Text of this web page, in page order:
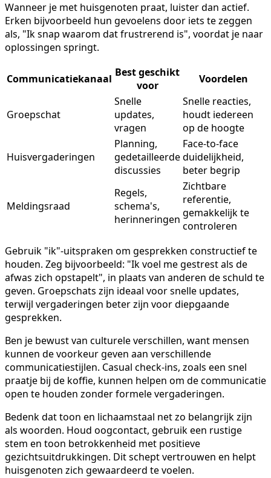
Wanneer je met huisgenoten praat, luister dan actief.
Erken bijvoorbeeld hun gevoelens door iets te zeggen
als, "Ik snap waarom dat frustrerend is", voordat je naar
oplossingen springt.
Communicatiekanaal Best geschikt
voor
Voordelen
Groepschat
Snelle
updates,
vragen
Snelle reacties,
houdt iedereen
op de hoogte
Huisvergaderingen
Planning,
gedetailleerde
discussies
Face-to-face
duidelijkheid,
beter begrip
Meldingsraad
Regels,
schema's,
herinneringen
Zichtbare
referentie,
gemakkelijk te
controleren
Gebruik "ik"-uitspraken om gesprekken constructief te
houden. Zeg bijvoorbeeld: "Ik voel me gestrest als de
afwas zich opstapelt", in plaats van anderen de schuld te
geven. Groepschats zijn ideaal voor snelle updates,
terwijl vergaderingen beter zijn voor diepgaande
gesprekken.
Ben je bewust van culturele verschillen, want mensen
kunnen de voorkeur geven aan verschillende
communicatiestijlen. Casual check-ins, zoals een snel
praatje bij de koffie, kunnen helpen om de communicatie
open te houden zonder formele vergaderingen.
Bedenk dat toon en lichaamstaal net zo belangrijk zijn
als woorden. Houd oogcontact, gebruik een rustige
stem en toon betrokkenheid met positieve
gezichtsuitdrukkingen. Dit schept vertrouwen en helpt
huisgenoten zich gewaardeerd te voelen.